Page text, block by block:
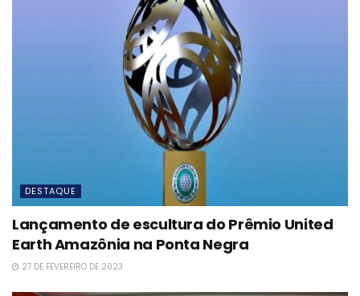
DESTAQUE
Lançamento de escultura do Prêmio United
Earth Amazônia na Ponta Negra
27 DE FEVEREIRO DE 2023